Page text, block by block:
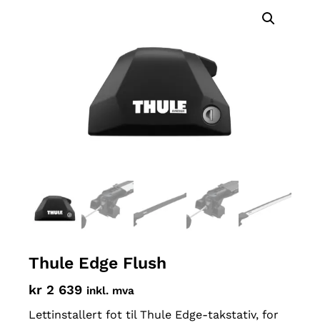
Thule Edge Flush
kr 2 639 inkl. mva
Lettinstallert fot til Thule Edge-takstativ, for